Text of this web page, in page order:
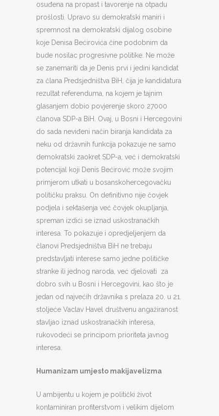
osuđena na propast i tavorenje na otpadu
prošlosti. Upravo su demokratski maniri i
spremnost na demokratski dijalog osobine
koje Denisa Bećirovića čine podobnim da
bude nosilac progresivne politike. Ne može
se zanemariti da je Denis prvi i jedini kandidat
za člana Predsjedništva BiH, čija je kandidatura
rezultat referenduma, na kojem je tajnim
glasanjem dobio povjerenje skoro 27000
članova SDP-a BiH. Ovaj, u Bosni i Hercegovini
do sada neviđeni način biranja kandidata za
neku od državnih funkcija pokazuje ne samo
demokratski zaokret SDP-a, već i demokratski
potencijal koji Denis Bećirović može svojim
primjerom utkati u bosanskohercegovačku
političku praksu. On definitivno nije čovjek
podjela i sektašenja već čovjek okupljanja,
spreman izdići se iznad uskostranačkih
interesa. To pokazuje i opredjeljenjem da
članovi Predsjedništva BiH ne trebaju
predstavljati interese samo jedne političke
stranke ili jednog naroda, već djelovati za
dobro svih u Bosni i Hercegovini, kao što je
jedan od najvećih državnika s prelaza 20. u 21.
stoljeće Vaclav Havel društvenu angažiranost
stavljao iznad uskostranačkih interesa,
rukovodeći se principom prioriteta javnog
interesa.
Humanizam umjesto makijavelizma
U ambijentu u kojem je politički život
kontaminiran profiterstvom i velikim dijelom